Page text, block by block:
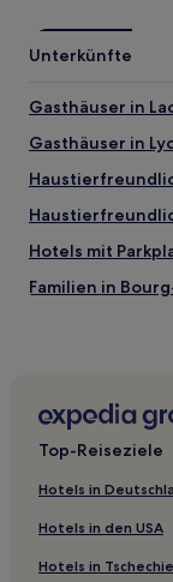
Unterkünfte
Gasthäuser in
Gasthäuser in
Hotels mit
Familien in
Ski in Rhône-Alpes
Familien in
Hotels mit
Hotels mit
Top-Reiseziele
Hotels in
Hotels in den USA
Hotels in